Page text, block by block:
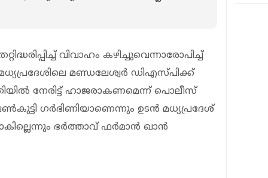
വിവാഹം കഴിച്ചുവെന്നാരോപിച്ച്
മണ്ഡലേശ്വര്‍ ഡിഎസ്പിക്ക്
നേരിട്ട് ഹാജരാകണമെന്ന് പൊലീസ്
ഗര്‍ഭിണിയാണെന്നും ഉടന്‍ മധ്യപ്രദേശ്
ഭര്‍ത്താവ് ഫര്‍മാന്‍ ഖാന്‍